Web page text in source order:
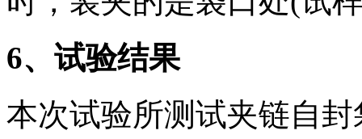
6、试验结果
本次试验所测试夹链自